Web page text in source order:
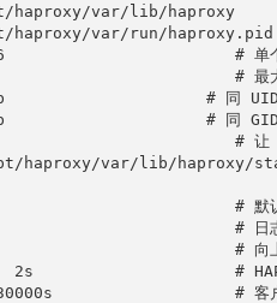
var/lib/haproxy
haproxy/var/run/haproxy.pid
# 单个
# 最大
# 同 UID
# 同 GID
# 让
haproxy/var/lib/haproxy/
# 默认配
# 日志
# 向上游
#
# 客户端